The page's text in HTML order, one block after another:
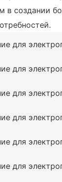
создании